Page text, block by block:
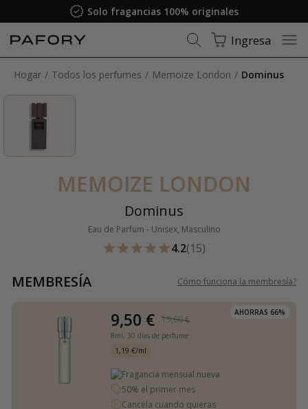
Solo fragancias 100% originales
Ingresa
Hogar Todos los perfumes Memoize London Dominus
MEMOIZE LONDON
Dominus
Eau de Parfum - Unisex, Masculino
4.2(15)
MEMBRESÍA Cómo funciona la membresía?
AHORRAS 66%
9,50 € 19,00 €
8ml, 30 días de perfume
1,19 €/ml
Fragancia mensual nueva
50% el primer mes
Cancela cuando quieras